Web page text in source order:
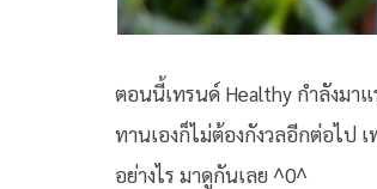
ตอนนี้เทรนด์ Healthy กำลังม
ทานเองก็ไม่ต้องกังวลอีกต่อไป
อย่างไร มาดูกันเลย ^0^